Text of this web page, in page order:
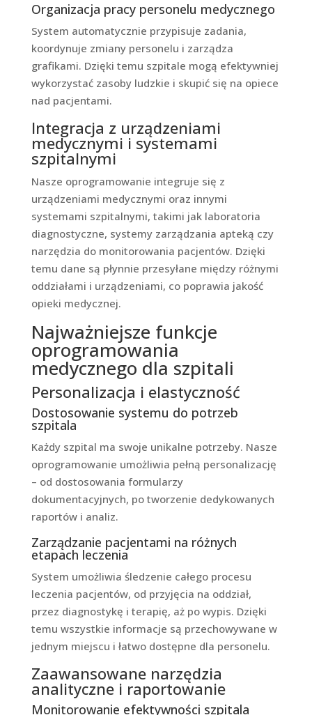
Organizacja pracy personelu medycznego
System automatycznie przypisuje zadania,
koordynuje zmiany personelu i zarządza
grafikami. Dzięki temu szpitale mogą efektywniej
wykorzystać zasoby ludzkie i skupić się na opiece
nad pacjentami.
Integracja z urządzeniami
medycznymi i systemami
szpitalnymi
Nasze oprogramowanie integruje się z
urządzeniami medycznymi oraz innymi
systemami szpitalnymi, takimi jak laboratoria
diagnostyczne, systemy zarządzania apteką czy
narzędzia do monitorowania pacjentów. Dzięki
temu dane są płynnie przesyłane między różnymi
oddziałami i urządzeniami, co poprawia jakość
opieki medycznej.
Najważniejsze funkcje
oprogramowania
medycznego dla szpitali
Personalizacja i elastyczność
Dostosowanie systemu do potrzeb
szpitala
Każdy szpital ma swoje unikalne potrzeby. Nasze
oprogramowanie umożliwia pełną personalizację
– od dostosowania formularzy
dokumentacyjnych, po tworzenie dedykowanych
raportów i analiz.
Zarządzanie pacjentami na różnych
etapach leczenia
System umożliwia śledzenie całego procesu
leczenia pacjentów, od przyjęcia na oddział,
przez diagnostykę i terapię, aż po wypis. Dzięki
temu wszystkie informacje są przechowywane w
jednym miejscu i łatwo dostępne dla personelu.
Zaawansowane narzędzia
analityczne i raportowanie
Monitorowanie efektywności szpitala